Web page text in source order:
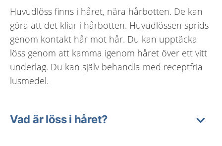
Huvudlöss finns i håret, nära hårbotten. De kan
göra att det kliar i hårbotten. Huvudlössen sprids
genom kontakt hår mot hår. Du kan upptäcka
löss genom att kamma igenom håret över ett vitt
underlag. Du kan själv behandla med receptfria
lusmedel.
Vad är löss i håret?